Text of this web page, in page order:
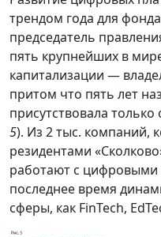
трендом года для
председатель
пять крупнейших в
капитализации —
притом что пять лет
присутствовала
5). Из 2 тыс. компаний,
резидентами
работают с
последнее время
сферы, как FinTech,